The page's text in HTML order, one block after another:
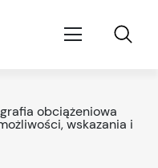
obciążeniowa
wskazania i